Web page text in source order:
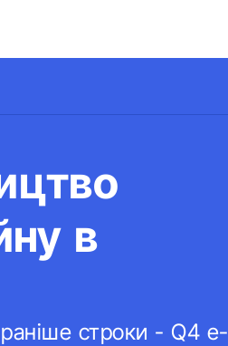
в
строки - Q4 e-